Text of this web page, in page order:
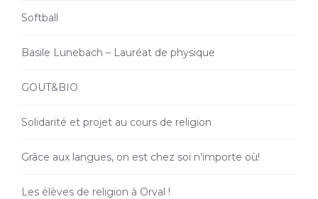
Softball
Basile Lunebach – Lauréat de physique
GOUT&BIO
Solidarité et projet au cours de religion
Grâce aux langues, on est chez soi n’importe où!
Les élèves de religion à Orval !